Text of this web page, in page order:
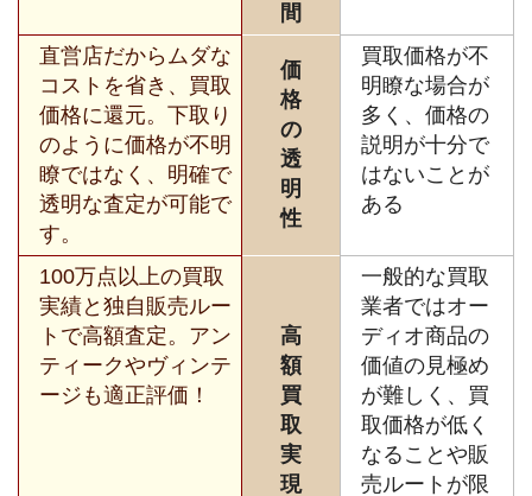
間
直営店だからムダな
コストを省き、買取
価格に還元。下取り
のように価格が不明
瞭ではなく、明確で
透明な査定が可能で
す。
価
格
の
透
明
性
買取価格が不
明瞭な場合が
多く、価格の
説明が十分で
はないことが
ある
100万点以上の買取
実績と独自販売ルー
トで高額査定。アン
ティークやヴィンテ
ージも適正評価！
高
額
買
取
実
現
一般的な買取
業者ではオー
ディオ商品の
価値の見極め
が難しく、買
取価格が低く
なることや販
売ルートが限